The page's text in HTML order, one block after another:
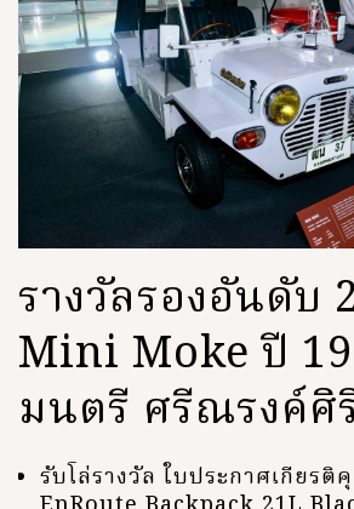
รางวัลรองอันดับ
Mini Moke ปี
มนตรี ศรีณรงค์ศิ
รับโล่รางวัล ใบประกาศเกียร